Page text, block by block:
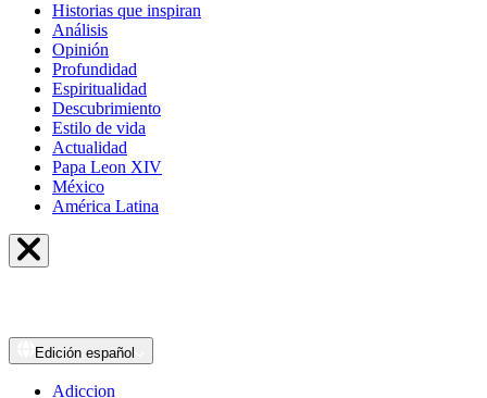
Historias que inspiran
Análisis
Opinión
Profundidad
Espiritualidad
Descubrimiento
Estilo de vida
Actualidad
Papa Leon XIV
México
América Latina
Edición español
Adiccion